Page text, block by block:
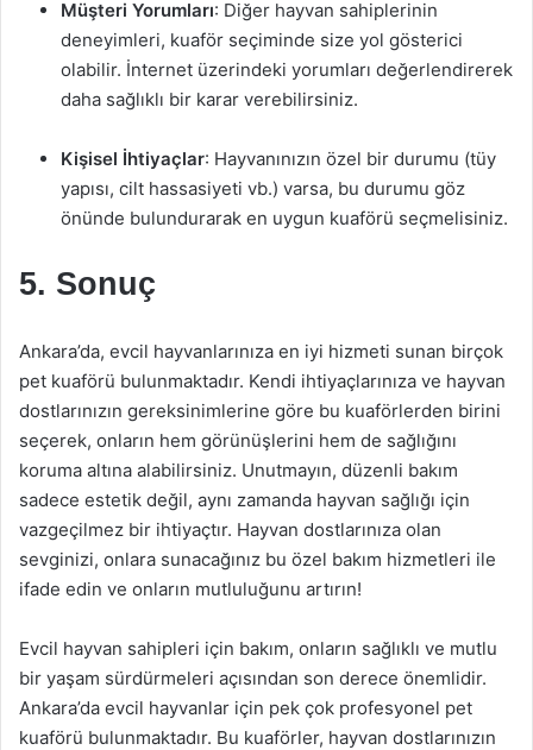
Müşteri Yorumları: Diğer hayvan sahiplerinin
deneyimleri, kuaför seçiminde size yol gösterici
olabilir. İnternet üzerindeki yorumları değerlendirerek
daha sağlıklı bir karar verebilirsiniz.
Kişisel İhtiyaçlar: Hayvanınızın özel bir durumu (tüy
yapısı, cilt hassasiyeti vb.) varsa, bu durumu göz
önünde bulundurarak en uygun kuaförü seçmelisiniz.
5. Sonuç
Ankara’da, evcil hayvanlarınıza en iyi hizmeti sunan birçok
pet kuaförü bulunmaktadır. Kendi ihtiyaçlarınıza ve hayvan
dostlarınızın gereksinimlerine göre bu kuaförlerden birini
seçerek, onların hem görünüşlerini hem de sağlığını
koruma altına alabilirsiniz. Unutmayın, düzenli bakım
sadece estetik değil, aynı zamanda hayvan sağlığı için
vazgeçilmez bir ihtiyaçtır. Hayvan dostlarınıza olan
sevginizi, onlara sunacağınız bu özel bakım hizmetleri ile
ifade edin ve onların mutluluğunu artırın!
Evcil hayvan sahipleri için bakım, onların sağlıklı ve mutlu
bir yaşam sürdürmeleri açısından son derece önemlidir.
Ankara’da evcil hayvanlar için pek çok profesyonel pet
kuaförü bulunmaktadır. Bu kuaförler, hayvan dostlarınızın